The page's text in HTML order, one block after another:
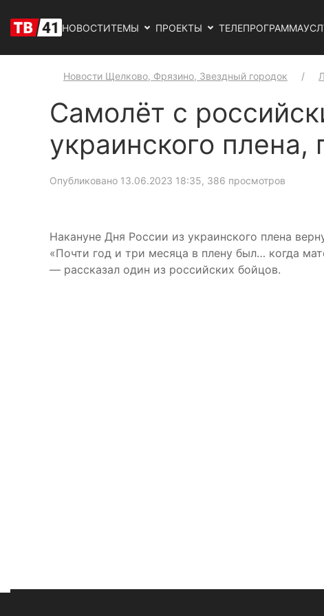
НОВОСТИТЕМЫ ПРОЕКТЫ ТЕЛЕПРОГРАММА
Новости Щелково, Фрязино, Звездный городок
Самолёт с
украинского
Опубликовано 13.06.2023 18:35, 386 просмотров
Накануне Дня России из украинского плена
«Почти год и три месяца в плену был… когда
— рассказал один из российских бойцов.